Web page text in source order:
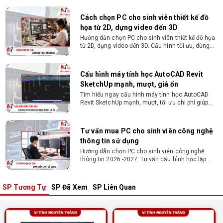
Nguyễn Thắng.
Cấu hình máy tính học AutoCAD Revit
SketchUp mạnh, mượt, giá ổn
Tìm hiểu ngay cấu hình máy tính học AutoCAD
giật lag.
Tư vấn mua PC cho sinh viên công nghệ
thông tin sử dụng
Hướng dẫn chọn PC cho sinh viên công nghệ
chi phí.
Sinh viên nên mua laptop hay PC ?
Sinh viên nên mua laptop hay PC? Đây là băn
ngành, hợp túi tiền!
Hình Nào Đáng Tiền?
Tìm laptop sinh viên 15–20 triệu phù hợp ngành
SP Tương Tự SP Đã Xem SP Liên Quan